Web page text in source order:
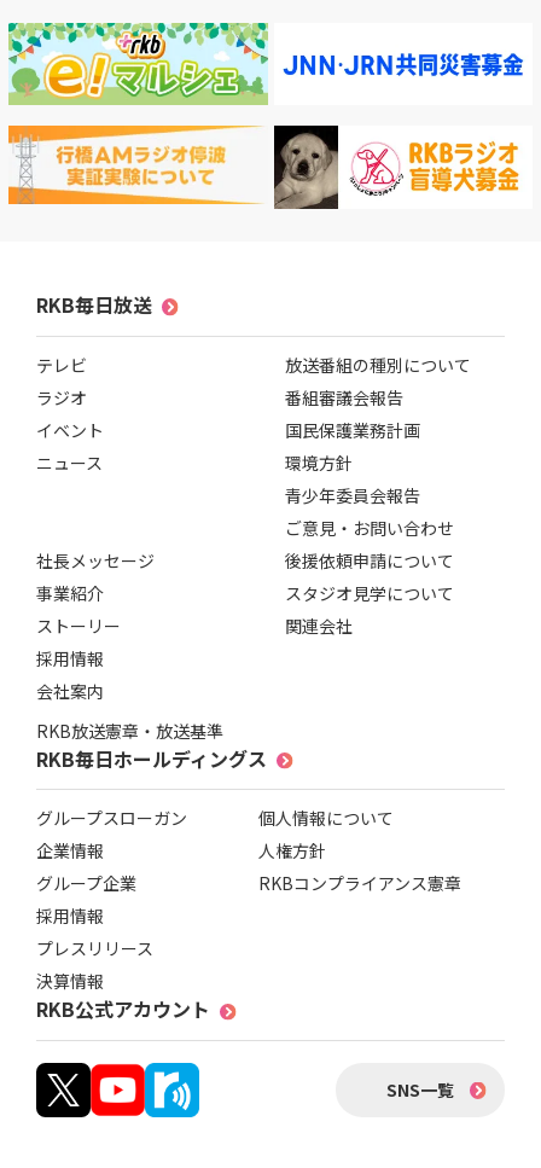
RKB毎日放送
テレビ
ラジオ
イベント
ニュース
社長メッセージ
事業紹介
ストーリー
採用情報
会社案内
RKB放送憲章・放送基準
放送番組の種別について
番組審議会報告
国民保護業務計画
環境方針
青少年委員会報告
ご意見・お問い合わせ
後援依頼申請について
スタジオ見学について
関連会社
RKB毎日ホールディングス
グループスローガン
企業情報
グループ企業
採用情報
プレスリリース
決算情報
個人情報について
人権方針
RKBコンプライアンス憲章
RKB公式アカウント
SNS一覧